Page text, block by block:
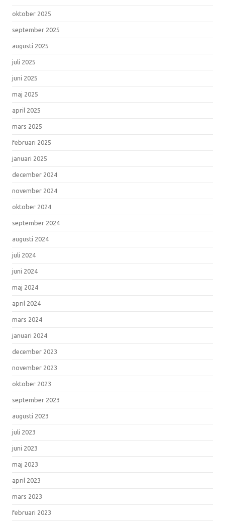
oktober 2025
september 2025
augusti 2025
juli 2025
juni 2025
maj 2025
april 2025
mars 2025
februari 2025
januari 2025
december 2024
november 2024
oktober 2024
september 2024
augusti 2024
juli 2024
juni 2024
maj 2024
april 2024
mars 2024
januari 2024
december 2023
november 2023
oktober 2023
september 2023
augusti 2023
juli 2023
juni 2023
maj 2023
april 2023
mars 2023
februari 2023